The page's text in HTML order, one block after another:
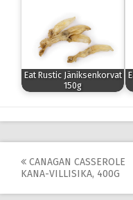
Eat Rustic Jäniksenkorvat
150g
Post
navigation
CANAGAN CASSEROLE
KANA-VILLISIKA, 400G